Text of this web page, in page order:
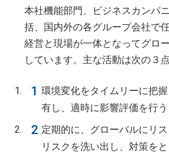
本社機能部門、ビジネスカンパ
括、国内外の各グループ会社で
経営と現場が一体となってグロ
しています。主な活動は次の３点
環境変化をタイムリーに把
有し、適時に影響評価を行う
定期的に、グローバルにリ
リスクを洗い出し、対策を